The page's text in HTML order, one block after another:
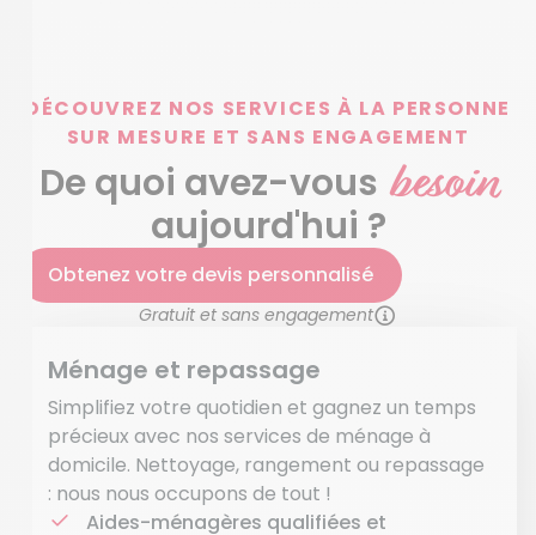
DÉCOUVREZ NOS SERVICES À LA PERSONNE
SUR MESURE ET SANS ENGAGEMENT
De quoi avez-vous besoin
aujourd'hui ?
Obtenez votre devis personnalisé
Gratuit et sans engagement
Ménage et repassage
Simplifiez votre quotidien et gagnez un temps
précieux avec nos services de ménage à
domicile. Nettoyage, rangement ou repassage
: nous nous occupons de tout !
Aides-ménagères qualifiées et